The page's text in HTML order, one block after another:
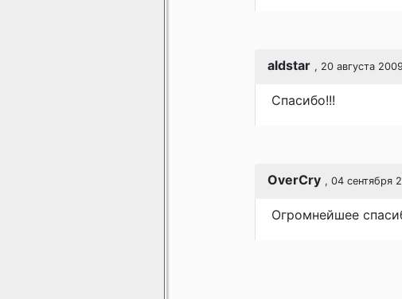
aldstar , 20 августа
Спасибо!!!
OverCry , 04 сентября
Огромнейшее